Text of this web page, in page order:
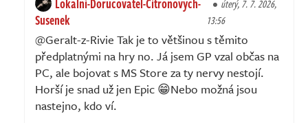
Susenek
úterý, 7. 7. 2026,
13:56
@Geralt-z-Rivie Tak je to většinou s těmito
předplatnými na hry no. Já jsem GP vzal občas na
PC, ale bojovat s MS Store za ty nervy nestojí.
Horší je snad už jen Epic 😁Nebo možná jsou
nastejno, kdo ví.